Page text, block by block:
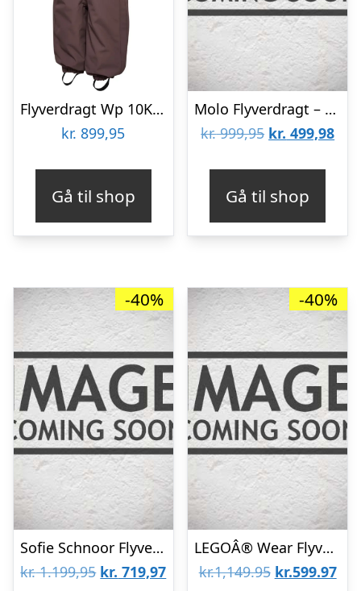
Flyverdragt Wp 10K – 8029 – 98
kr. 899,95
Gå til shop
Molo Flyverdragt – Hyde – Night Navy
kr.999,95 Den
kr. 999,95.
kr. 499,98Den
kr.
Gå til shop
-40%
Sofie Schnoor Flyverdragt – Rosy Brown
kr.1.199,95 Den
kr. 719,97Den
-40%
LEGOÂ® Wear Flyverdragt – LWJulian 711 – Dark Navy
kr.1,149.95 Den
kr.599.97